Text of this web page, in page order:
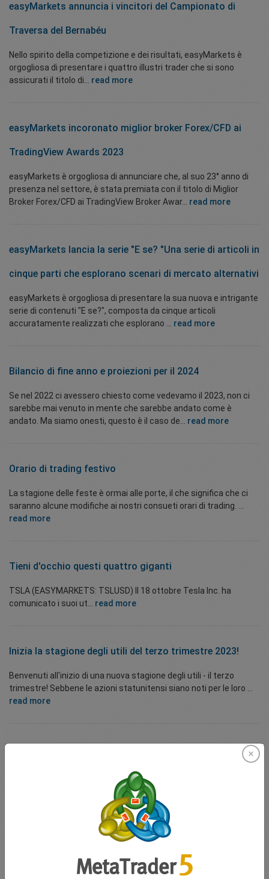
easyMarkets annuncia i vincitori del Campionato di
Traversa del Bernabéu
Nello spirito della competizione e dei risultati, easyMarkets è
orgogliosa di presentare i quattro illustri trader che si sono
assicurati il titolo di... read more
easyMarkets incoronato miglior broker Forex/CFD ai
TradingView Awards 2023
easyMarkets è orgogliosa di annunciare che, al suo 23° anno di
presenza nel settore, è stata premiata con il titolo di Miglior
Broker Forex/CFD ai TradingView Broker Awar... read more
easyMarkets lancia la serie "E se? "Una serie di articoli in
cinque parti che esplorano scenari di mercato alternativi
easyMarkets è orgogliosa di presentare la sua nuova e intrigante
serie di contenuti "E se?", composta da cinque articoli
accuratamente realizzati che esplorano ... read more
Bilancio di fine anno e proiezioni per il 2024
Se nel 2022 ci avessero chiesto come vedevamo il 2023, non ci
sarebbe mai venuto in mente che sarebbe andato come è
andato. Ma siamo onesti, questo è il caso de... read more
Orario di trading festivo
La stagione delle feste è ormai alle porte, il che significa che ci
saranno alcune modifiche ai nostri consueti orari di trading. ...
read more
Tieni d'occhio questi quattro giganti
TSLA (EASYMARKETS: TSLUSD) Il 18 ottobre Tesla Inc. ha
comunicato i suoi ut... read more
Inizia la stagione degli utili del terzo trimestre 2023!
Benvenuti all'inizio di una nuova stagione degli utili - il terzo
trimestre! Sebbene le azioni statunitensi siano noti per le loro ...
read more
A settembre, la maggior parte delle banche centrali dei paesi
sviluppati ha rinunciato ad aumentare ulteriormente i tassi.
easyMarkets presenta il campione della traversa del
Bernabéu - Tiro per 1.000.000 di dollari